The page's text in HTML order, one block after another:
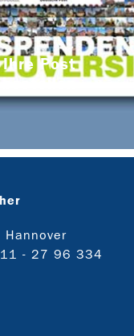
Ihre Post
- 27 96 334